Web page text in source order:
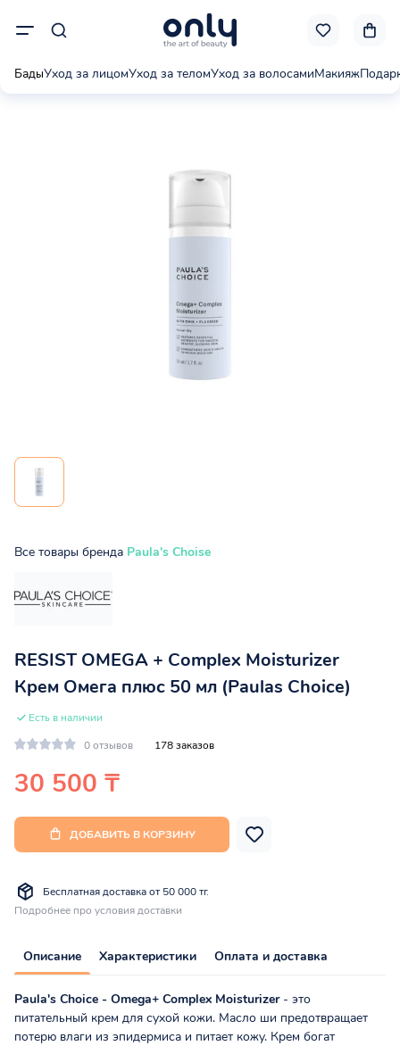
БадыУход за лицомУход за теломУход за волосамиМакияж
Все товары бренда Paula's Choise
RESIST OMEGA + Complex Moisturizer
Крем Омега плюс 50 мл (Paulas Choice)
Есть в наличии
0 отзывов
178 заказов
30 500 ₸
ДОБАВИТЬ В КОРЗИНУ
Бесплатная доставка от 50 000 тг.
Подробнее про условия доставки
Описание Характеристики Оплата и доставка
Paula's Choice - Omega+ Complex Moisturizer - это
питательный крем для сухой кожи. Масло ши предотвращает
потерю влаги из эпидермиса и питает кожу. Крем богат